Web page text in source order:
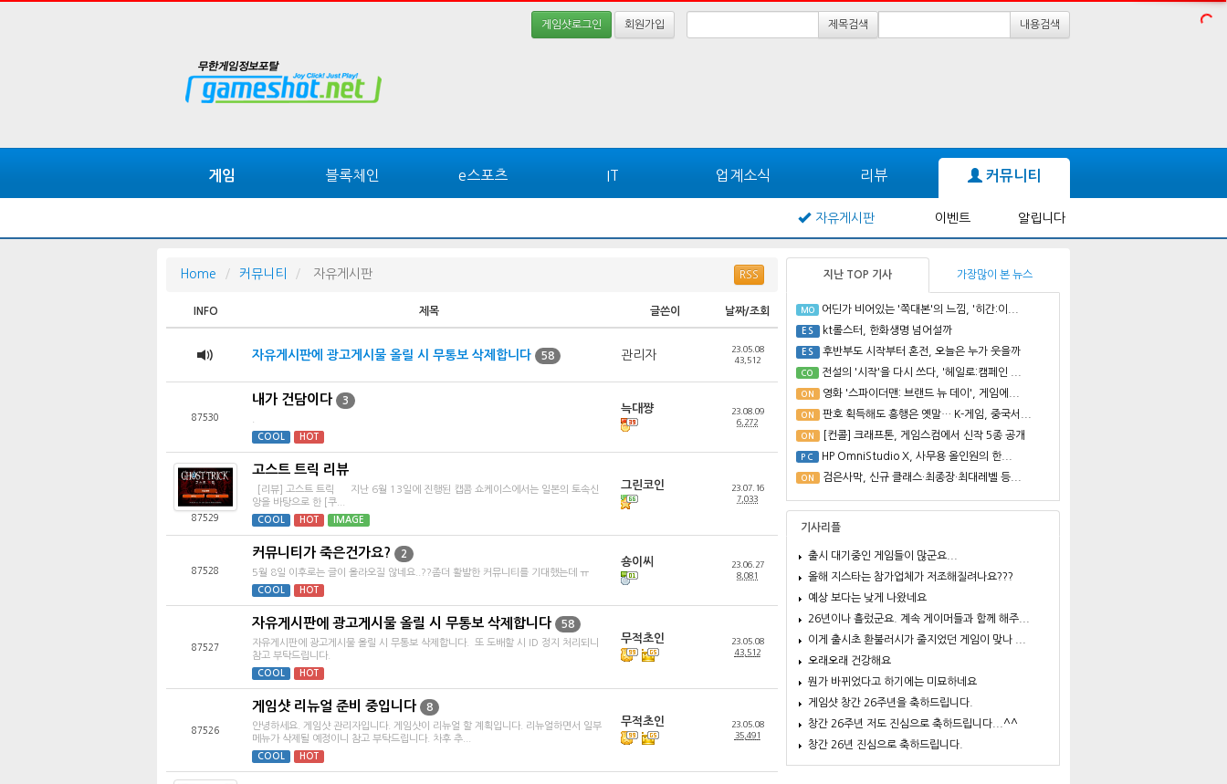
게임샷로그인 회원가입 제목검색 내용검색
게임 블록체인 e스포츠 IT 업계소식 리뷰 커뮤니티
자유게시판 이벤트 알립니다
Home 커뮤니티 자유게시판 RSS
INFO 제목 글쓴이 날짜/조회
자유게시판에 광고게시물 올릴 시 무통보 삭제합니다 58 관리자
23.05.08
43,512
87530
내가 건담이다 3
COOL HOT
늑대쨩
23.08.09
6,272
87529
고스트 트릭 리뷰
[리뷰] 고스트 트릭 지난 6월 13일에 진행된 캡콤 쇼케이스에서는 일본의 토속신
앙을 바탕으로 한 [쿠...
COOL HOT IMAGE
그린코인
23.07.16
7,033
87528
커뮤니티가 죽은건가요? 2
5월 8일 이후로는 글이 올라오질 않네요..??좀더 활발한 커뮤니티를 기대했는데 ㅠ
COOL HOT
숑이씨
23.06.27
8,081
87527
자유게시판에 광고게시물 올릴 시 무통보 삭제합니다 58
자유게시판에 광고게시물 올릴 시 무통보 삭제합니다. 또 도배할 시 ID 정지 처리되니
참고 부탁드립니다.
COOL HOT
무적초인
23.05.08
43,512
87526
게임샷 리뉴얼 준비 중입니다 8
안녕하세요. 게임샷 관리자입니다. 게임샷이 리뉴얼 할 계획입니다. 리뉴얼하면서 일부
메뉴가 삭제될 예정이니 참고 부탁드립니다. 차후 추...
COOL HOT
무적초인
23.05.08
35,491
지난 TOP 기사 가장많이 본 뉴스
MO 어딘가 비어있는 '쪽대본'의 느낌, '히간:이...
ES kt롤스터, 한화생명 넘어설까
ES 후반부도 시작부터 혼전, 오늘은 누가 웃을까
CO 전설의 '시작'을 다시 쓰다, '헤일로:캠페인 ...
ON 영화 '스파이더맨: 브랜드 뉴 데이', 게임에...
ON 판호 획득해도 흥행은 옛말… K-게임, 중국서...
ON [컨콜] 크래프톤, 게임스컴에서 신작 5종 공개
PC HP OmniStudio X, 사무용 올인원의 한...
ON 검은사막, 신규 클래스·최종장·최대레벨 등...
기사리플
출시 대기중인 게임들이 많군요...
올해 지스타는 참가업체가 저조해질려나요???
예상 보다는 낮게 나왔네요
26년이나 흘렀군요. 계속 게이머들과 함께 해주...
이게 출시초 환불러시가 줄지었던 게임이 맞나 ...
오래오래 건강해요
뭔가 바뀌었다고 하기에는 미묘하네요
게임샷 창간 26주년을 축하드립니다.
창간 26주년 저도 진심으로 축하드립니다...^^
창간 26년 진심으로 축하드립니다.